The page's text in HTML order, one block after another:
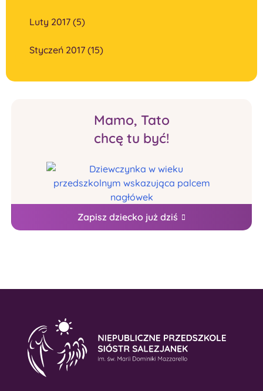
Luty 2017 (5)
Styczeń 2017 (15)
Mamo, Tato
chcę tu być!
Zapisz dziecko już dziś